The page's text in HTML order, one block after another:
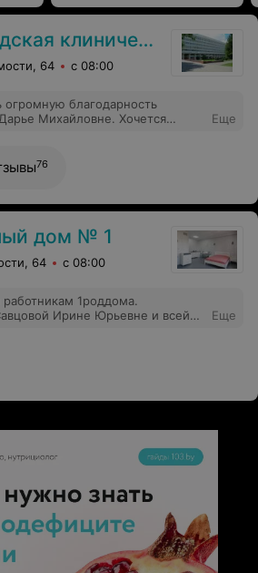
клиническая больница
64 с 08:00
огромную благодарность
Михайловне. Хочется
к пациентам. Спасибо большое
каждому пациенту, за Вашу
подход к каждому.
были такими, как
Еще
76
дом № 1
64 с 08:00
1роддома.
Ирине Юрьевне и всей
(кесарево сечение).
который дежурил в
Очень хорошее отношение,
знает свое дело. Поле
как родного человека. Условия
спасибо!
Еще